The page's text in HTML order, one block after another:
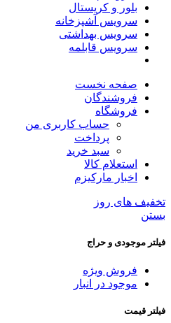
بلور و کریستال
سرویس آشپزخانه
سرویس بهداشتی
سرویس قابلمه
صفحه نخست
فروشندگان
فروشگاه
حساب کاربری من
پرداخت
سبد خرید
استعلام کالا
اخبار مارکیزم
تخفیف های روز
بستن
فیلتر موجودی و حراج
فروش ویژه
موجود در انبار
فیلتر قیمت